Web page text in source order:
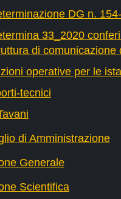
DG n.
33_2020
di comunicazione
operative per le
tecnici
di Amministrazione
Generale
Scientifica